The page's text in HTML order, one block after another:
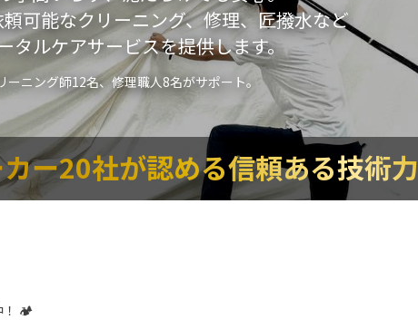
可能なクリーニング、修理、匠撥水など
タルケアサービスを提供します。
ーニング師12名、修理職人8名がサポート。
ー20社が認める信頼ある技術力
！ 🏕️